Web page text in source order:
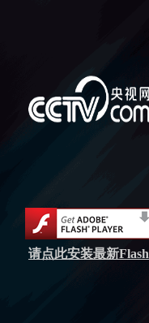
请点此安装最新Flash